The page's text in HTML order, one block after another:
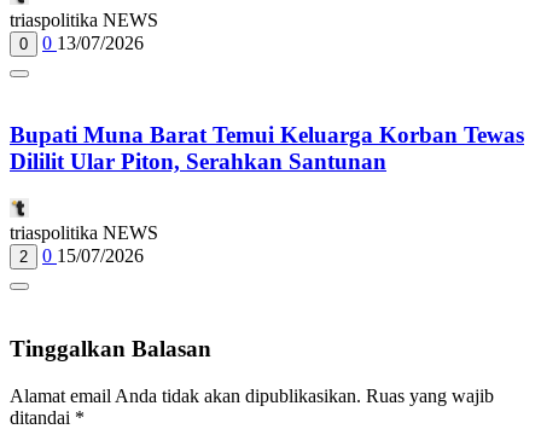
triaspolitika NEWS
0 0 13/07/2026
Bupati Muna Barat Temui Keluarga Korban Tewas
Dililit Ular Piton, Serahkan Santunan
triaspolitika NEWS
2 0 15/07/2026
Tinggalkan Balasan
Alamat email Anda tidak akan dipublikasikan. Ruas yang wajib
ditandai *